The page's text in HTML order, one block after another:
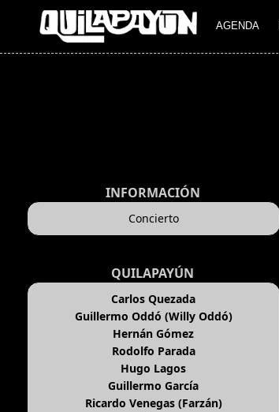
AGENDA
INFORMACIÓN
Concierto
QUILAPAYÚN
Carlos Quezada
Guillermo Oddó (Willy Oddó)
Hernán Gómez
Rodolfo Parada
Hugo Lagos
Guillermo García
Ricardo Venegas (Farzán)